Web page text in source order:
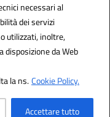
necessari al
dei servizi
utilizzati, inoltre,
da Web
la ns.Cookie Policy.
Accettare tutto
(IPA): istsc_tpic81800e
S.r.l.
Italia